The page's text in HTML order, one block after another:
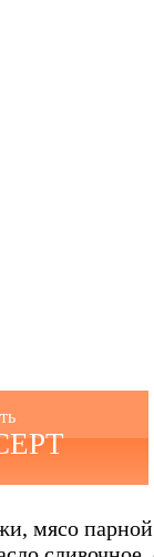
мясо парной